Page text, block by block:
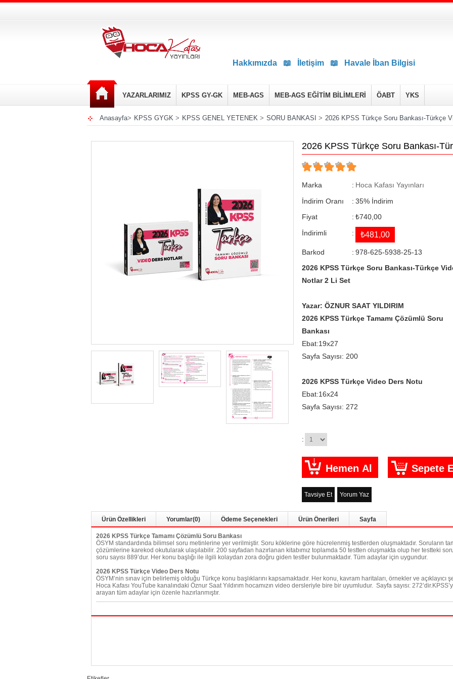
Hakkımızda 📖 İletişim 📖 Havale İban Bilgisi
YAZARLARIMIZ KPSS GY-GK MEB-AGS MEB-AGS EĞİTİM BİLİMLERİ ÖABT YKS
Anasayfa> KPSS GYGK > KPSS GENEL YETENEK > SORU BANKASI > 2026 KPSS Türkçe Soru Bankası-Türkçe
2026 KPSS Türkçe Soru Bankası-
Marka : Hoca Kafası Yayınları
İndirim Oranı
: %
35
İndirim
Fiyat
: ₺740,00
İndirimli
: ₺481,00
Barkod : 978-625-5938-25-13
2026 KPSS Türkçe Soru Bankası-Türkçe
Notlar 2 Li Set
Yazar: ÖZNUR SAAT YILDIRIM
2026 KPSS Türkçe Tamamı Çözümlü Soru
Bankası
Ebat:19x27
Sayfa Sayısı: 200
2026 KPSS Türkçe Video Ders Notu
Ebat:16x24
Sayfa Sayısı: 272
:
Tavsiye Et Yorum Yaz
Ürün Özellikleri Yorumlar(0) Ödeme Seçenekleri Ürün Önerileri Sayfa
2026 KPSS Türkçe Tamamı Çözümlü Soru Bankası
ÖSYM standardında bilimsel soru metinlerine yer verilmiştir. Soru köklerine göre hücrelenmiş testlerden oluşmaktadır. Soruların
çözümlerine karekod okutularak ulaşılabilir. 200 sayfadan hazırlanan kitabımız toplamda 50 testten oluşmakta olup her testteki
soru sayısı 889’dur. Her konu başlığı ile ilgili kolaydan zora doğru giden testler bulunmaktadır. Tüm adaylar için uygundur.
2026 KPSS Türkçe Video Ders Notu
ÖSYM’nin sınav için belirlemiş olduğu Türkçe konu başlıklarını kapsamaktadır. Her konu, kavram haritaları, örnekler ve
Hoca Kafası YouTube kanalındaki Öznur Saat Yıldırım hocamızın video dersleriyle bire bir uyumludur. Sayfa sayısı:
arayan tüm adaylar için özenle hazırlanmıştır.